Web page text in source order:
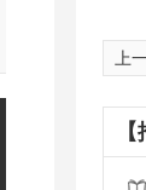
上